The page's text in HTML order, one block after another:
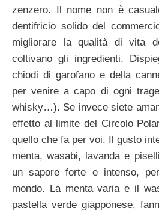
zenzero. Il nome non è
dentifricio solido del
migliorare la qualità di vita
coltivano gli ingredienti.
chiodi di garofano e della
per venire a capo di ogni
whisky…). Se invece siete
effetto al limite del Circolo
quello che fa per voi. Il gusto
menta, wasabi, lavanda e
un sapore forte e intenso,
mondo. La menta varia e il
pastella verde giapponese,